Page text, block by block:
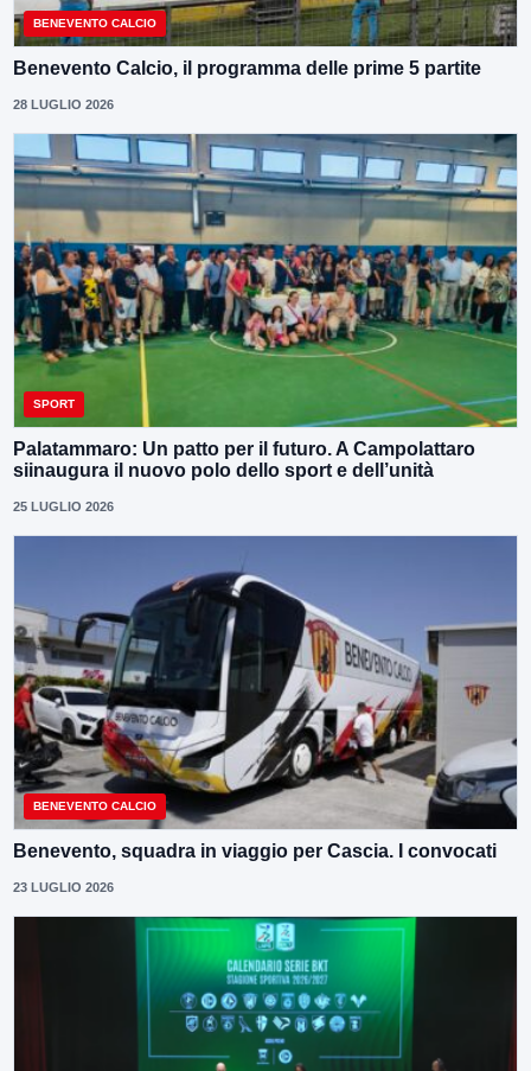
BENEVENTO CALCIO
Benevento Calcio, il programma delle prime 5 partite
28 LUGLIO 2026
SPORT
Palatammaro: Un patto per il futuro. A Campolattaro
siinaugura il nuovo polo dello sport e dell’unità
25 LUGLIO 2026
BENEVENTO CALCIO
Benevento, squadra in viaggio per Cascia. I convocati
23 LUGLIO 2026